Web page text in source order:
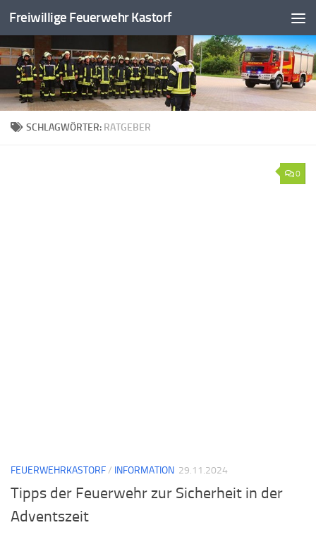
Zum Inhalt springen
Freiwillige Feuerwehr Kastorf
SCHLAGWÖRTER: RATGEBER
0
FEUERWEHRKASTORF/ INFORMATION 29.11.2024
Tipps der Feuerwehr zur Sicherheit in der
Adventszeit